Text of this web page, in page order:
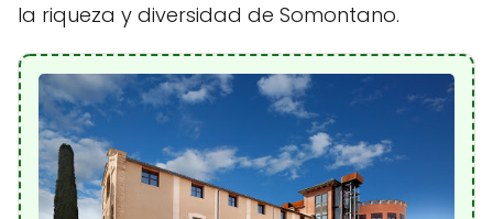
la riqueza y diversidad de Somontano.